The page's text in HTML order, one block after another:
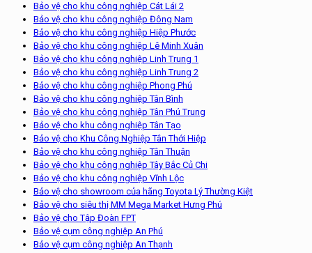
Bảo vệ cho khu công nghiệp Cát Lái 2
Bảo vệ cho khu công nghiệp Đông Nam
Bảo vệ cho khu công nghiệp Hiệp Phước
Bảo vệ cho khu công nghiệp Lê Minh Xuân
Bảo vệ cho khu công nghiệp Linh Trung 1
Bảo vệ cho khu công nghiệp Linh Trung 2
Bảo vệ cho khu công nghiệp Phong Phú
Bảo vệ cho khu công nghiệp Tân Bình
Bảo vệ cho khu công nghiệp Tân Phú Trung
Bảo vệ cho khu công nghiệp Tân Tạo
Bảo vệ cho Khu Công Nghiệp Tân Thới Hiệp
Bảo vệ cho khu công nghiệp Tân Thuận
Bảo vệ cho khu công nghiệp Tây Bắc Củ Chi
Bảo vệ cho khu công nghiệp Vĩnh Lộc
Bảo vệ cho showroom của hãng Toyota Lý Thường Kiệt
Bảo vệ cho siêu thị MM Mega Market Hưng Phú
Bảo vệ cho Tập Đoàn FPT
Bảo vệ cụm công nghiệp An Phú
Bảo vệ cụm công nghiệp An Thạnh